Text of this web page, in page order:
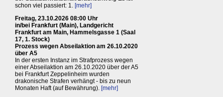
schon viel passiert: 1. [mehr]
Freitag, 23.10.2026 08:00 Uhr
in/bei Frankfurt (Main), Landgericht
Frankfurt am Main, Hammelsgasse 1 (Saal
17, 1. Stock)
Prozess wegen Abseilaktion am 26.10.2020
über A5
In der ersten Instanz im Strafprozess wegen
einer Abseilaktion am 26.10.2020 über der A5
bei Frankfurt Zeppelinheim wurden
drakonische Strafen verhängt - bis zu neun
Monaten Haft (auf Bewährung). [mehr]